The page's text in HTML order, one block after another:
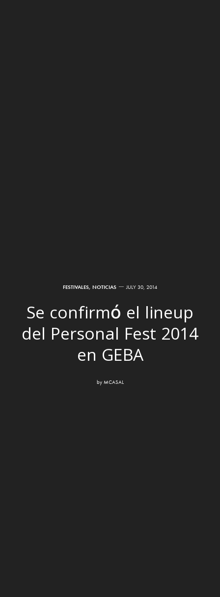
FESTIVALES, NOTICIAS JULY 30, 2014
Se confirmó el lineup
del Personal Fest 2014
en GEBA
by MCASAL